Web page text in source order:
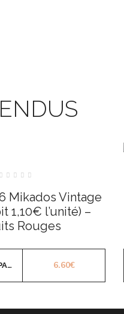
Mikados Vintage
1,10€ l’unité) –
Rouges
6.60€
AJOUTER AU PANIER